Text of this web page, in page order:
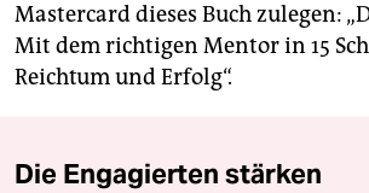
Mastercard dieses Buch zulegen:
Mit dem richtigen Mentor in 15
Reichtum und Erfolg“.
Die Engagierten stärken